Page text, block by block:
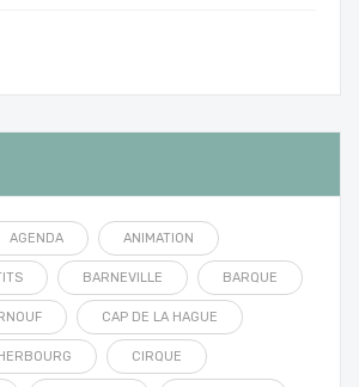
AGENDA ANIMATION
BARNEVILLE BARQUE
CAP DE LA HAGUE
CIRQUE